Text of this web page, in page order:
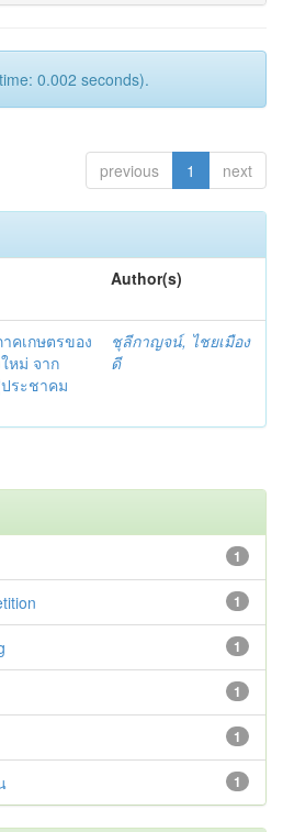
0.002 seconds).
previous 1 next
Author(s)
คเกษตรของ
หม่ จาก
ระชาคม
ชุลีกาญจน์, ไชยเมือง
ดี
1
1
1
1
1
1